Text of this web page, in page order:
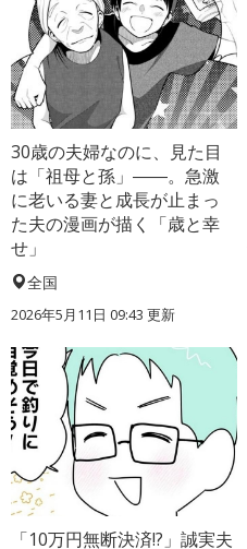
30歳の夫婦なのに、見た目
は「祖母と孫」――。急激
に老いる妻と成長が止まっ
た夫の漫画が描く「歳と幸
せ」
全国
2026年5月11日 09:43 更新
「10万円無断決済!?」誠実夫